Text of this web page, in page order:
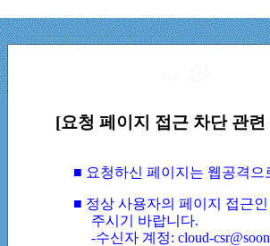
[요청 페이지 접근 차단 관
■ 요청하신 페이지는 웹공격
■ 정상 사용자의 페이지 접근
주시기 바랍니다.
-수신자 계정: cloud-